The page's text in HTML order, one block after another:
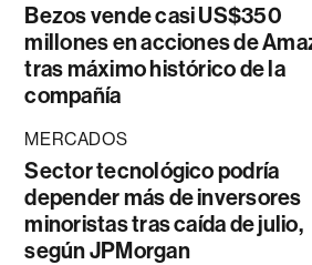
Bezos vende casi US$350
millones en acciones de
tras máximo histórico de la
compañía
MERCADOS
Sector tecnológico podría
depender más de inversores
minoristas tras caída de julio,
según JPMorgan